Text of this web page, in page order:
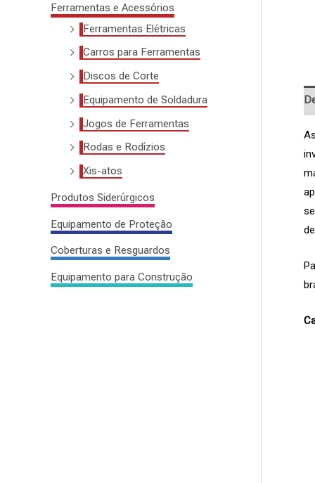
Ferramentas e Acessórios
Ferramentas Elétricas
Carros para Ferramentas
Discos de Corte
Equipamento de Soldadura
Jogos de Ferramentas
Rodas e Rodízios
Xis-atos
Produtos Siderúrgicos
Equipamento de Proteção
Coberturas e Resguardos
Equipamento para Construção